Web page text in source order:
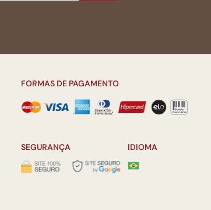
FORMAS DE PAGAMENTO
SEGURANÇA IDIOMA